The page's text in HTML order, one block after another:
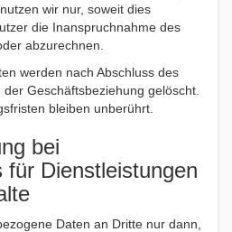
wir nur, soweit dies
die Inanspruchnahme des
abzurechnen.
werden nach Abschluss des
Geschäftsbeziehung gelöscht.
bleiben unberührt.
bei
für Dienstleistungen
Daten an Dritte nur dann,